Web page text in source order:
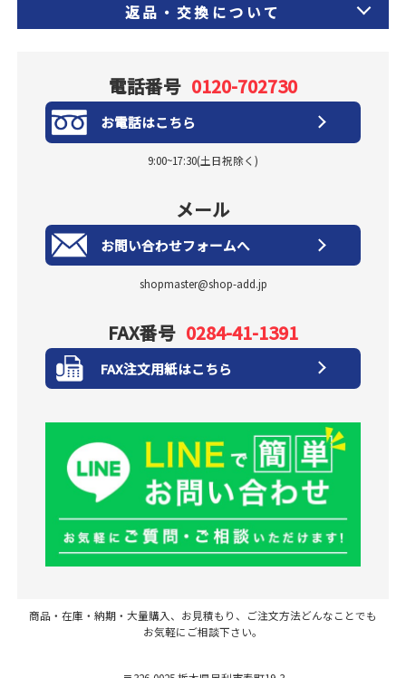
返品・交換について
電話番号 0120-702730
お電話はこちら
9:00~17:30(土日祝除く)
メール
お問い合わせフォームへ
shopmaster@shop-add.jp
FAX番号 0284-41-1391
FAX注文用紙はこちら
商品・在庫・納期・大量購入、お見積もり、ご注文方法どんなことでも
お気軽にご相談下さい。